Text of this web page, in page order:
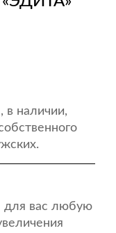
наличии,
для вас любую